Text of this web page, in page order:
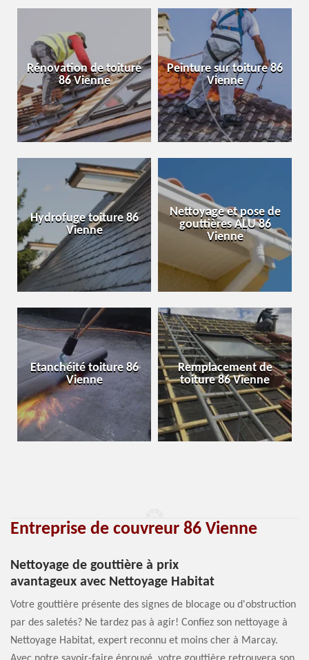
Rénovation de toiture
86 Vienne
Peinture sur toiture 86
Vienne
Hydrofuge toiture 86
Vienne
Nettoyage et pose de
gouttières ALU 86
Vienne
Etanchéité toiture 86
Vienne
Remplacement de
toiture 86 Vienne
Entreprise de couvreur 86 Vienne
Nettoyage de gouttière à prix
avantageux avec Nettoyage Habitat
Votre gouttière présente des signes de blocage ou d'obstruction
par des saletés? Ne tardez pas à agir! Confiez son nettoyage à
Nettoyage Habitat, expert reconnu et moins cher à Marcay.